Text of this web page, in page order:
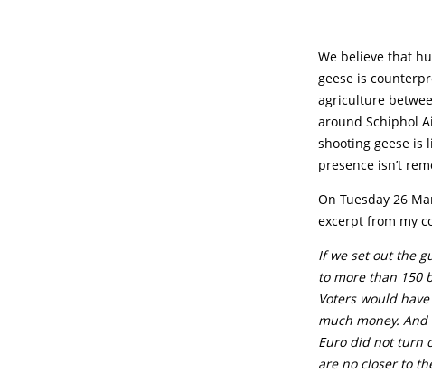
We believe that
geese is
agriculture
around Schiphol
shooting geese is
presence isn’t
On Tuesday 26
excerpt from my
If we set out the
to more than 150
Voters would
much money.
Euro did not turn
are no closer to